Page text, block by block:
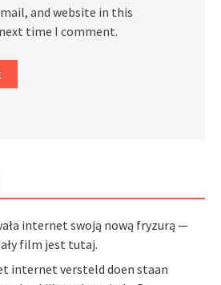
and website in this
time I comment.
internet swoją nową fryzurą —
film jest tutaj.
internet versteld doen staan